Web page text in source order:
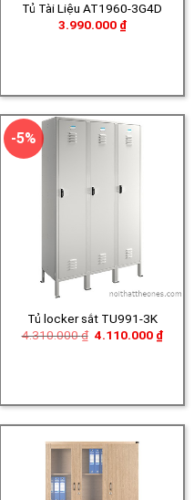
Tủ Tài Liệu AT1960-3G4D
3.990.000 ₫
-5%
Tủ locker sắt TU991-3K
4.310.000₫ Giá
4.110.000 ₫Giá
hiện